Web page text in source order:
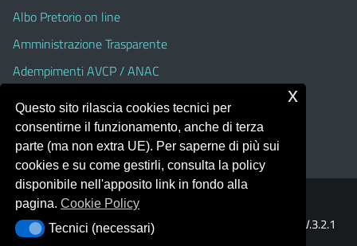
Albo Pretorio on line
Amministrazione Trasparente
Adempimenti AVCP / ANAC
Dichiarazione di accessibilità
Portale realizzato con la piattaforma
Template Italia configurato sul tema accessibile
V.3.2.1
(Alioth)
Questo sito rilascia cookies tecnici per
consentirne il funzionamento, anche di terza
parte (ma non extra UE). Per saperne di più sui
cookies e su come gestirli, consulta la policy
disponibile nell'apposito link in fondo alla
pagina.Cookie Policy
Tecnici (necessari)
Tecnici (necessari)
x